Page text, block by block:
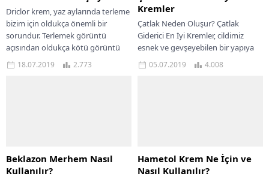
Driclor krem, yaz aylarında terleme
bizim için oldukça önemli bir
sorundur. Terlemek görüntü
açısından oldukça kötü görüntü
olmasının yanında, ortama...
18.07.2019 2.773
Kremler
Çatlak Neden Oluşur? Çatlak
Giderici En İyi Kremler, cildimiz
esnek ve gevşeyebilen bir yapıya
sahiptir. Bu nedenle çatlak
oluşumu gözlenebilir....
05.07.2019 4.008
Beklazon Merhem Nasıl
Kullanılır?
Hametol Krem Ne İçin ve
Nasıl Kullanılır?